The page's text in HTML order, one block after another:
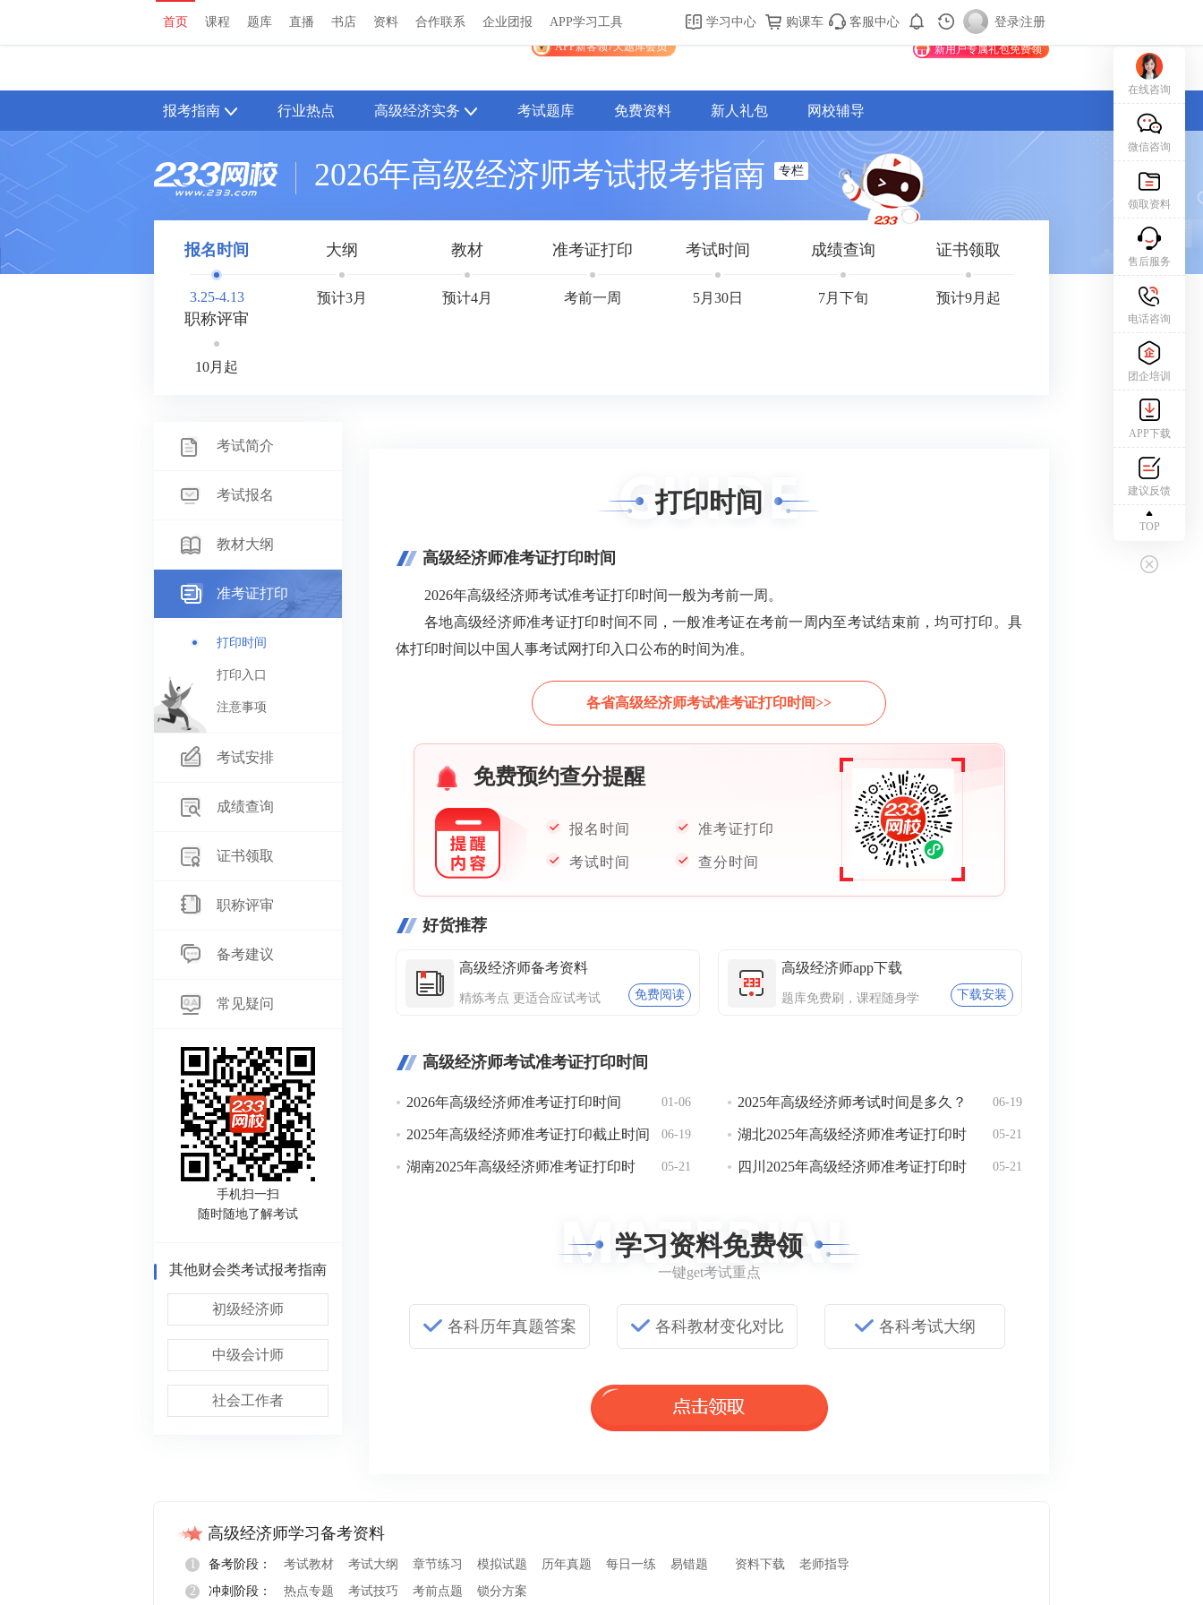
首页 课程 题库 直播 书店 资料 合作联系 企业团报 APP学习工具 学习中心 购课车 客服中心 登录|注册
首页 课程 题库 直播 书店 资料 关于我们 帮助中心 APP学习工具
APP新客领7天题库会员
渠道合作 企业团报 购课车 登录/注册
新用户专属礼包免费领
报考指南 行业热点 高级经济实务 考试题库 免费资料 新人礼包 网校辅导
2026年高级经济师考试报考指南 专栏
报名时间
3.25-4.13
大纲
预计3月
教材
预计4月
准考证打印
考前一周
考试时间
5月30日
成绩查询
7月下旬
证书领取
预计9月起
职称评审
10月起
考试简介
考试报名
教材大纲
准考证打印
打印时间
打印入口
注意事项
考试安排
成绩查询
证书领取
职称评审
备考建议
常见疑问
手机扫一扫
随时随地了解考试
其他财会类考试报考指南
初级经济师
中级会计师
社会工作者
打印时间
高级经济师准考证打印时间
2026年高级经济师考试准考证打印时间一般为考前一周。
各地高级经济师准考证打印时间不同，一般准考证在考前一周内至考试结束前，均可打印。具
体打印时间以中国人事考试网打印入口公布的时间为准。
各省高级经济师考试准考证打印时间>>
免费预约查分提醒
报名时间 准考证打印
考试时间 查分时间
好货推荐
高级经济师备考资料
精炼考点 更适合应试考试 免费阅读
高级经济师app下载
题库免费刷，课程随身学 下载安装
高级经济师考试准考证打印时间
2026年高级经济师准考证打印时间 01-06 2025年高级经济师考试时间是多久？ 06-19
2025年高级经济师准考证打印截止时间
汇总！未及时打印无法参加考试！
06-19 湖北2025年高级经济师准考证打印时
间：6月16日-21日
05-21
湖南2025年高级经济师准考证打印时 05-21 四川2025年高级经济师准考证打印时 05-21
学习资料免费领
一键get考试重点
各科历年真题答案 各科教材变化对比 各科考试大纲
高级经济师学习备考资料
1 备考阶段： 考试教材 考试大纲 章节练习 模拟试题 历年真题 每日一练 易错题 资料下载
老师指导
2
冲刺阶段： 热点专题 考试技巧 考前点题 锁分方案
在线咨询
微信咨询
领取资料
售后服务
电话咨询
团企培训
APP下载
建议反馈
TOP